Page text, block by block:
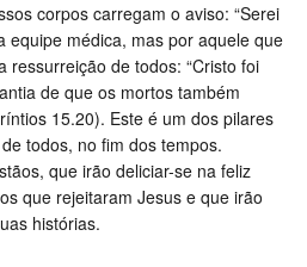
corpos carregam o aviso: “Serei
equipe médica, mas por aquele que
ressurreição de todos: “Cristo foi
de que os mortos também
15.20). Este é um dos pilares
todos, no fim dos tempos.
que irão deliciar-se na feliz
que rejeitaram Jesus e que irão
histórias.